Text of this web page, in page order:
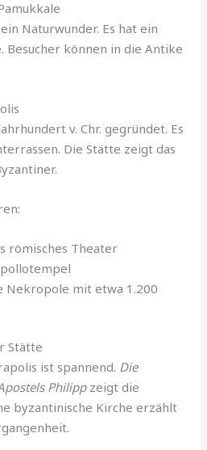
Naturwunder. Es hat ein
Besucher können in die Antike
v. Chr. gegründet. Es
Die Stätte zeigt das
römisches Theater
Nekropole mit etwa 1.200
Stätte
ist spannend. Die
Philippzeigt die
byzantinische Kirche erzählt